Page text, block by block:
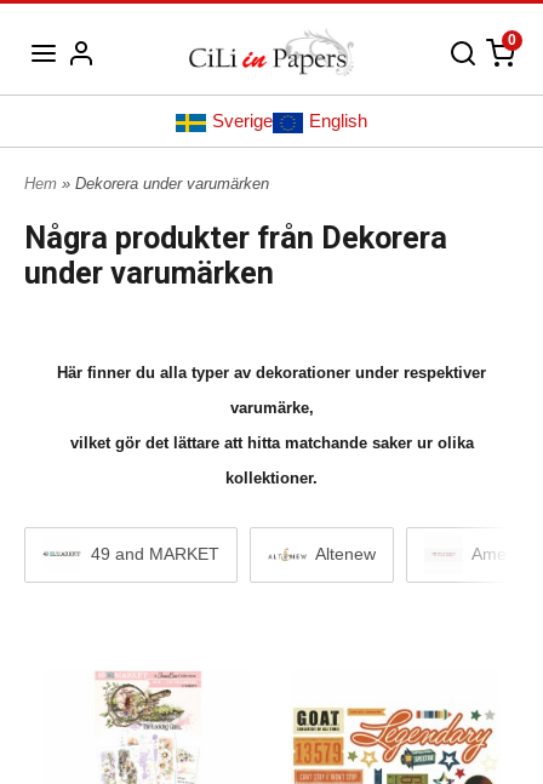
0
Sverige English
Hem » Dekorera under varumärken
Några produkter från Dekorera
under varumärken
Här finner du alla typer av dekorationer under respektiver
varumärke,
vilket gör det lättare att hitta matchande saker ur olika
kollektioner.
49 and MARKET Altenew